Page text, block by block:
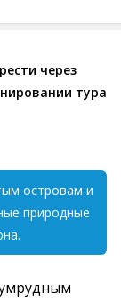
через
тура
островам и
природные